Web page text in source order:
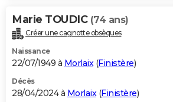
Marie TOUDIC (74 ans)
Créer une cagnotte obsèques
Naissance
22/07/1949 à Morlaix(Finistère)
Décès
28/04/2024 à Morlaix(Finistère)